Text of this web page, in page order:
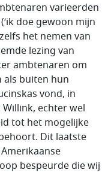
varieerden
doe gewoon mijn
het nemen van
lezing van
ambtenaren om
als buiten hun
vond, in
echter wel
tot het mogelijke
Dit laatste
bespeurde die wij